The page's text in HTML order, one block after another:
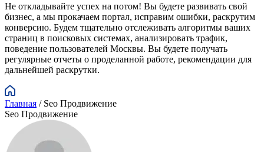
Не откладывайте успех на потом! Вы будете развивать свой
бизнес, а мы прокачаем портал, исправим ошибки, раскрутим
конверсию. Будем тщательно отслеживать алгоритмы ваших
страниц в поисковых системах, анализировать трафик,
поведение пользователей Москвы. Вы будете получать
регулярные отчеты о проделанной работе, рекомендации для
дальнейшей раскрутки.
Главная / Seo Продвижение
Seo Продвижение